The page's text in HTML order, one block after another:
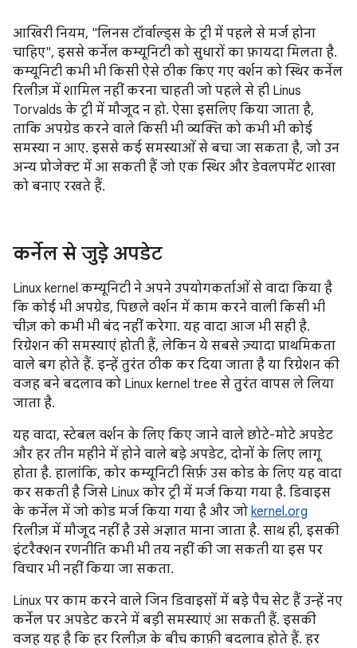
आखिरी नियम, "लिनस टॉर्वाल्ड्स के ट्री में पहले से मर्ज होना
चाहिए", इससे कर्नेल कम्यूनिटी को सुधारों का फ़ायदा मिलता है.
कम्यूनिटी कभी भी किसी ऐसे ठीक किए गए वर्शन को स्थिर कर्नेल
रिलीज़ में शामिल नहीं करना चाहती जो पहले से ही Linus
Torvalds के ट्री में मौजूद न हो. ऐसा इसलिए किया जाता है,
ताकि अपग्रेड करने वाले किसी भी व्यक्ति को कभी भी कोई
समस्या न आए. इससे कई समस्याओं से बचा जा सकता है, जो उन
अन्य प्रोजेक्ट में आ सकती हैं जो एक स्थिर और डेवलपमेंट शाखा
को बनाए रखते हैं.
कर्नेल से जुड़े अपडेट
Linux kernel कम्यूनिटी ने अपने उपयोगकर्ताओं से वादा किया है
कि कोई भी अपग्रेड, पिछले वर्शन में काम करने वाली किसी भी
चीज़ को कभी भी बंद नहीं करेगा. यह वादा आज भी सही है.
रिग्रेशन की समस्याएं होती हैं, लेकिन ये सबसे ज़्यादा प्राथमिकता
वाले बग होते हैं. इन्हें तुरंत ठीक कर दिया जाता है या रिग्रेशन की
वजह बने बदलाव को Linux kernel tree से तुरंत वापस ले लिया
जाता है.
यह वादा, स्टेबल वर्शन के लिए किए जाने वाले छोटे-मोटे अपडेट
और हर तीन महीने में होने वाले बड़े अपडेट, दोनों के लिए लागू
होता है. हालांकि, कोर कम्यूनिटी सिर्फ़ उस कोड के लिए यह वादा
कर सकती है जिसे Linux कोर ट्री में मर्ज किया गया है. डिवाइस
के कर्नेल में जो कोड मर्ज किया गया है और जो kernel.org
रिलीज़ में मौजूद नहीं है उसे अज्ञात माना जाता है. साथ ही, इसकी
इंटरैक्शन रणनीति कभी भी तय नहीं की जा सकती या इस पर
विचार भी नहीं किया जा सकता.
Linux पर काम करने वाले जिन डिवाइसों में बड़े पैच सेट हैं उन्हें नए
कर्नेल पर अपडेट करने में बड़ी समस्याएं आ सकती हैं. इसकी
वजह यह है कि हर रिलीज़ के बीच काफ़ी बदलाव होते हैं. हर